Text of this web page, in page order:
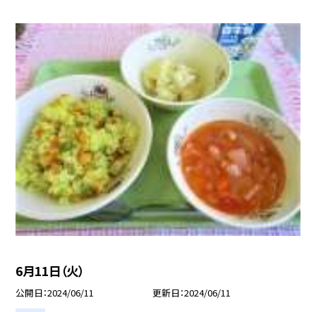
6月11日（火）
公開日 2024/06/11 更新日 2024/06/11